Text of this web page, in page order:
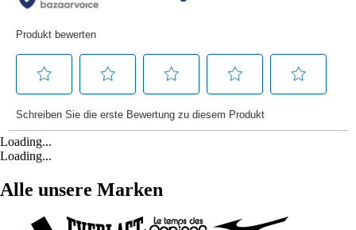
Loading...
Loading...
Alle unsere Marken